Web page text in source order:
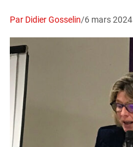
Par Didier Gosselin/6 mars 2024